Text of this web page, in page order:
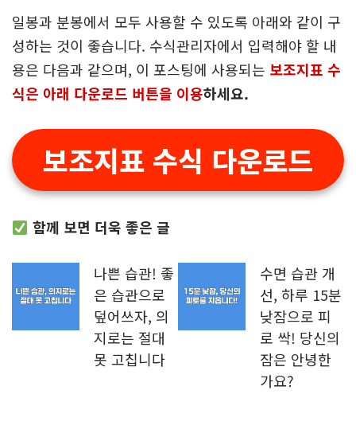
일봉과 분봉에서 모두 사용할 수 있도록 아래와 같이 구
성하는 것이 좋습니다. 수식관리자에서 입력해야 할 내
용은 다음과 같으며, 이 포스팅에 사용되는 보조지표 수
식은 아래 다운로드 버튼을 이용하세요.
보조지표 수식 다운로드
함께 보면 더욱 좋은 글
나쁜 습관! 좋
은 습관으로
덮어쓰자, 의
지로는 절대
못 고칩니다
수면 습관 개
선, 하루 15분
낮잠으로 피
로 싹! 당신의
잠은 안녕한
가요?